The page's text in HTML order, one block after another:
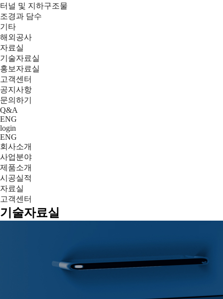
터널 및 지하구조물
조경과 담수
기타
해외공사
자료실
기술자료실
홍보자료실
고객센터
공지사항
문의하기
Q&A
ENG
login
ENG
회사소개
사업분야
제품소개
시공실적
자료실
고객센터
기술자료실